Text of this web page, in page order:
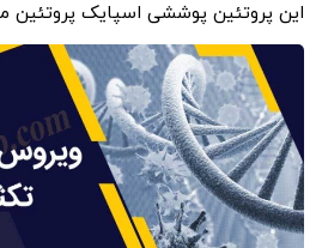
این پروتئین پوششی اسپایک پروتئین